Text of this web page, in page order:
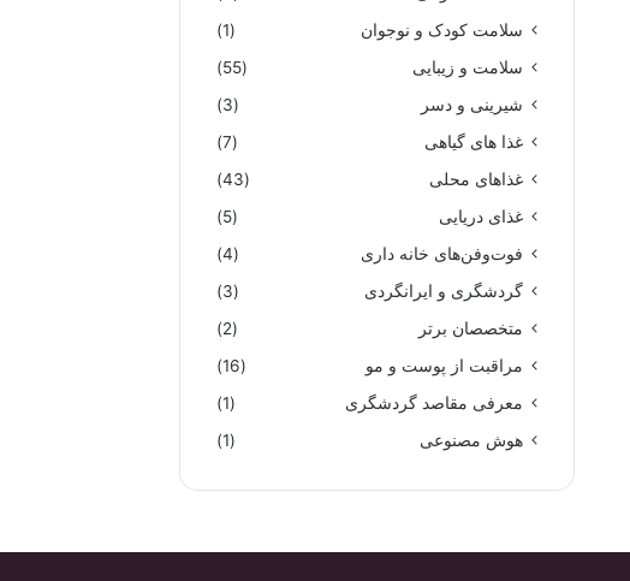
سلامت کودک و نوجوان
(1)
سلامت و زیبایی
(55)
شیرینی و دسر
(3)
غذا های گیاهی
(7)
غذاهای محلی
(43)
غذای دریایی
(5)
فوت‌وفن‌های خانه داری
(4)
گردشگری و ایرانگردی
(3)
متخصصان برتر
(2)
مراقبت از پوست و مو
(16)
معرفی مقاصد گردشگری
(1)
هوش مصنوعی
(1)